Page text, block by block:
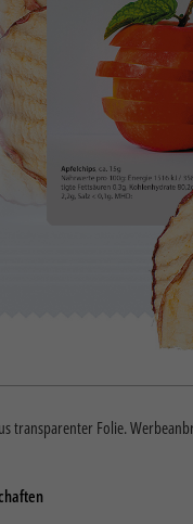
transparenter Folie.